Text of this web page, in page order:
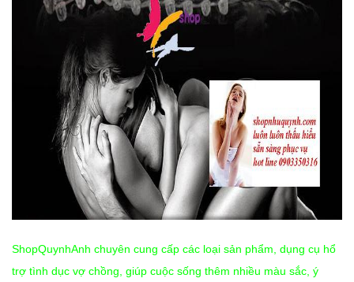
ShopQuynhAnh chuyên cung cấp các loại sản phẩm, dụng cụ hổ
trợ tình dục vợ chồng, giúp cuộc sống thêm nhiều màu sắc, ý